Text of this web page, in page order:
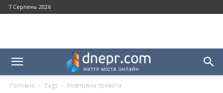
7 Серпень 2026
Головна Tags повітряна тривога